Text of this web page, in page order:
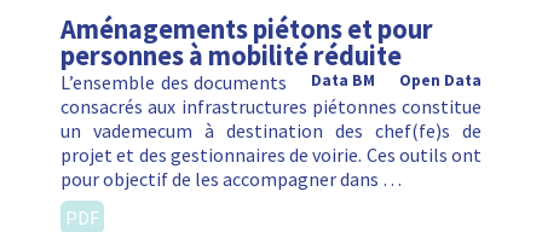
Aménagements piétons et pour
personnes à mobilité réduite
Open Data
Data BM
L’ensemble des documents
consacrés aux infrastructures piétonnes constitue
un vademecum à destination des chef(fe)s de
projet et des gestionnaires de voirie. Ces outils ont
pour objectif de les accompagner dans …
PDF